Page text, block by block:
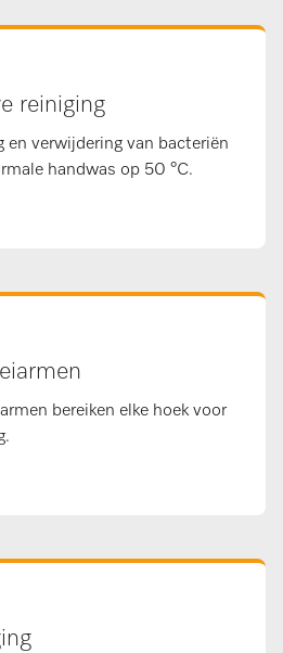
reiniging
en verwijdering van bacteriën
handwas op 50 °C.
bereiken elke hoek voor